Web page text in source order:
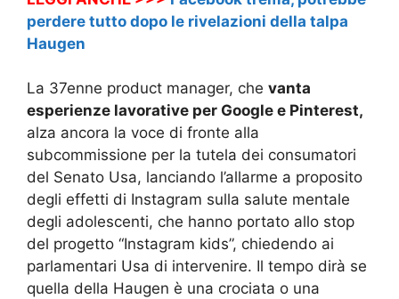
perdere tutto dopo le rivelazioni della talpa
Haugen
La 37enne product manager, che vanta
esperienze lavorative per Google e Pinterest,
alza ancora la voce di fronte alla
subcommissione per la tutela dei consumatori
del Senato Usa, lanciando l’allarme a proposito
degli effetti di Instagram sulla salute mentale
degli adolescenti, che hanno portato allo stop
del progetto “Instagram kids”, chiedendo ai
parlamentari Usa di intervenire. Il tempo dirà se
quella della Haugen è una crociata o una